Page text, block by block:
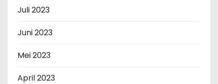
Juli 2023
Juni 2023
Mei 2023
April 2023